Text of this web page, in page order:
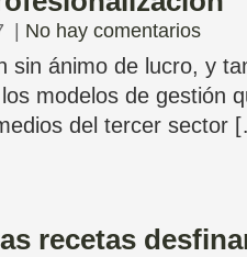
No hay comentarios
sin ánimo de lucro, y
modelos de gestión
del tercer sector
recetas